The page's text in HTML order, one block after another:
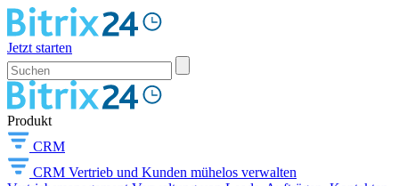
Jetzt starten
Produkt
CRM
CRM Vertrieb und Kunden mühelos verwalten